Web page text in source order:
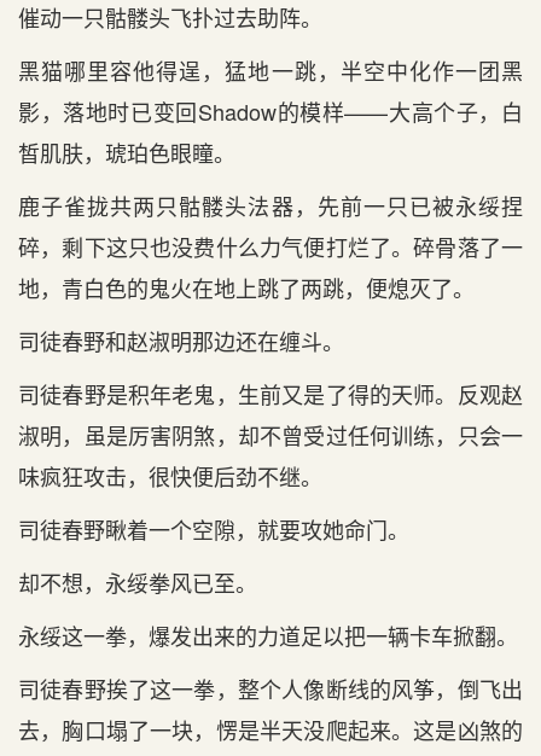
催动一只骷髅头飞扑过去助阵。
黑猫哪里容他得逞，猛地一跳，半空中化作一团黑
影，落地时已变回Shadow的模样——大高个子，白
皙肌肤，琥珀色眼瞳。
鹿子雀拢共两只骷髅头法器，先前一只已被永绥捏
碎，剩下这只也没费什么力气便打烂了。碎骨落了一
地，青白色的鬼火在地上跳了两跳，便熄灭了。
司徒春野和赵淑明那边还在缠斗。
司徒春野是积年老鬼，生前又是了得的天师。反观赵
淑明，虽是厉害阴煞，却不曾受过任何训练，只会一
味疯狂攻击，很快便后劲不继。
司徒春野瞅着一个空隙，就要攻她命门。
却不想，永绥拳风已至。
永绥这一拳，爆发出来的力道足以把一辆卡车掀翻。
司徒春野挨了这一拳，整个人像断线的风筝，倒飞出
去，胸口塌了一块，愣是半天没爬起来。这是凶煞的